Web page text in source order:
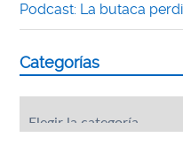
Podcast: La butaca
Categorías